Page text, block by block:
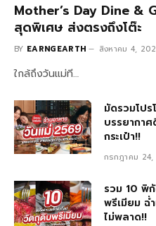
Mother’s Day Dine
สุดพิเศษ ส่งตรงถึงโต๊ะ
BY EARNGEARTH สิงหาคม 4,
ใกล้ถึงวันแม่ที…
มัดรวมโป
บรรยากา
กระเป๋า!!
กรกฎาคม
รวม 10 พิ
พรีเมียม ฉ่
ไม่พลาด!!